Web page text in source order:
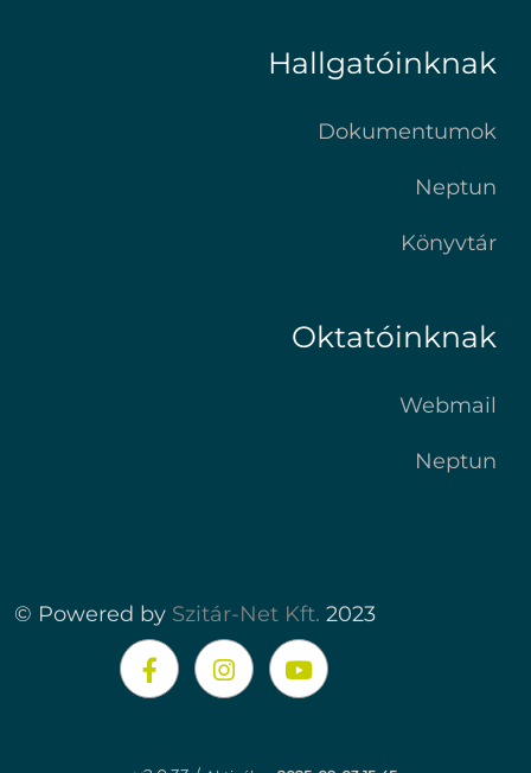
Hallgatóinknak
Dokumentumok
Neptun
Könyvtár
Oktatóinknak
Webmail
Neptun
© Powered by Szitár-Net Kft. 2023